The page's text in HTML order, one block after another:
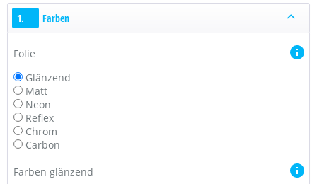
1. Farben
Folie
Glänzend
Matt
Neon
Reflex
Chrom
Carbon
Farben glänzend